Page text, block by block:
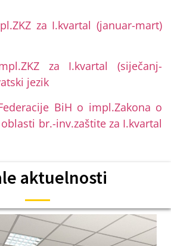
za I.kvartal (januar-mart)
za I.kvartal (siječanj-
jezik
BiH o impl.Zakona o
br.-inv.zaštite za I.kvartal
aktuelnosti